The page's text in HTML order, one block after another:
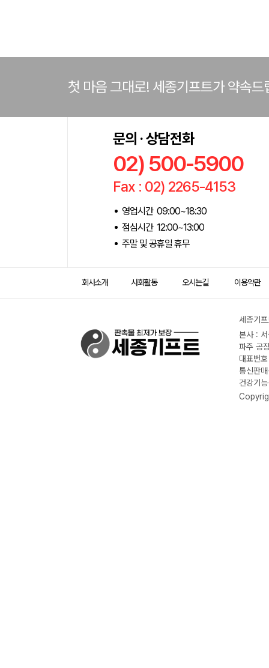
첫 마음 그대로! 세종기프트가 약속드
문의 · 상담전화
02) 500-5900
Fax : 02) 2265-4153
영업시간 09:00~18:30
점심시간 12:00~13:00
주말 및 공휴일 휴무
회사소개 사회활동 오시는길 이용약관
세종기
본사 :
파주 공
대표번
통신판
건강기